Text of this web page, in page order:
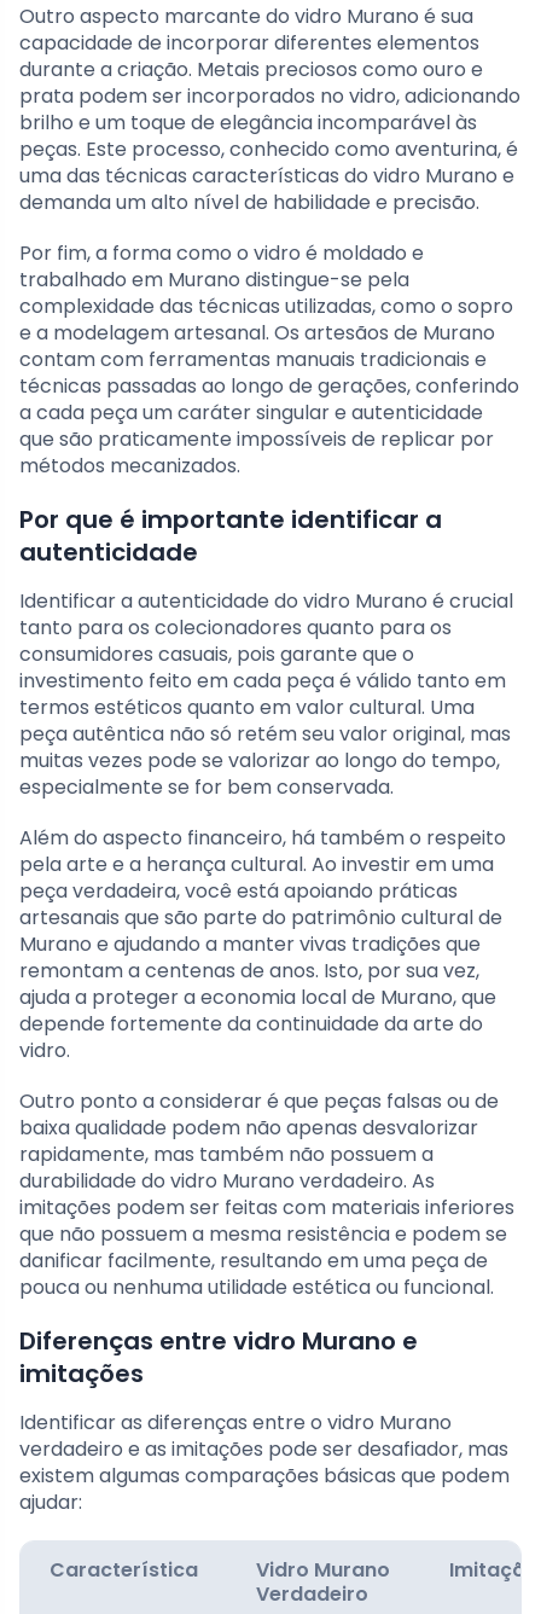
Outro aspecto marcante do vidro Murano é sua
capacidade de incorporar diferentes elementos
durante a criação. Metais preciosos como ouro e
prata podem ser incorporados no vidro, adicionando
brilho e um toque de elegância incomparável às
peças. Este processo, conhecido como aventurina, é
uma das técnicas características do vidro Murano e
demanda um alto nível de habilidade e precisão.
Por fim, a forma como o vidro é moldado e
trabalhado em Murano distingue-se pela
complexidade das técnicas utilizadas, como o sopro
e a modelagem artesanal. Os artesãos de Murano
contam com ferramentas manuais tradicionais e
técnicas passadas ao longo de gerações, conferindo
a cada peça um caráter singular e autenticidade
que são praticamente impossíveis de replicar por
métodos mecanizados.
Por que é importante identificar a
autenticidade
Identificar a autenticidade do vidro Murano é crucial
tanto para os colecionadores quanto para os
consumidores casuais, pois garante que o
investimento feito em cada peça é válido tanto em
termos estéticos quanto em valor cultural. Uma
peça autêntica não só retém seu valor original, mas
muitas vezes pode se valorizar ao longo do tempo,
especialmente se for bem conservada.
Além do aspecto financeiro, há também o respeito
pela arte e a herança cultural. Ao investir em uma
peça verdadeira, você está apoiando práticas
artesanais que são parte do patrimônio cultural de
Murano e ajudando a manter vivas tradições que
remontam a centenas de anos. Isto, por sua vez,
ajuda a proteger a economia local de Murano, que
depende fortemente da continuidade da arte do
vidro.
Outro ponto a considerar é que peças falsas ou de
baixa qualidade podem não apenas desvalorizar
rapidamente, mas também não possuem a
durabilidade do vidro Murano verdadeiro. As
imitações podem ser feitas com materiais inferiores
que não possuem a mesma resistência e podem se
danificar facilmente, resultando em uma peça de
pouca ou nenhuma utilidade estética ou funcional.
Diferenças entre vidro Murano e
imitações
Identificar as diferenças entre o vidro Murano
verdadeiro e as imitações pode ser desafiador, mas
existem algumas comparações básicas que podem
ajudar:
Característica
Vidro Murano
Verdadeiro